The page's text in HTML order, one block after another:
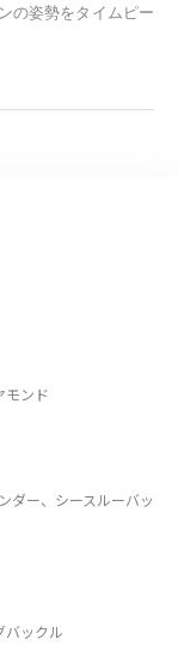
の姿勢をタイムピー
モンド
ダー、シースルーバッ
バックル